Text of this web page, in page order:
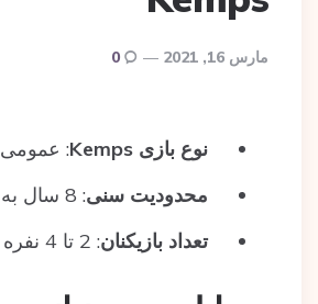
مارس 16, 2021 0
نوع بازی
: عمومی
محدودیت سنی: 8 سال به بالا
تعداد بازیکنان: 2 تا 4 نفره